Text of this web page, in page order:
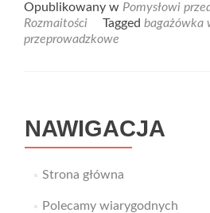
about
City
Opublikowany w Pomysłowi
Rozmaitości
Tagged bagażówka
przeprowadzkowe
NAWIGACJA
Strona główna
Polecamy wiarygodnych